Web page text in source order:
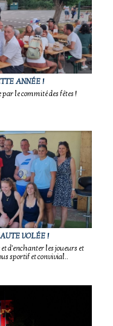
ANNÉE !
le commité des fêtes !
VOLÉE !
d'enchanter les joueurs et
sportif et convivial..